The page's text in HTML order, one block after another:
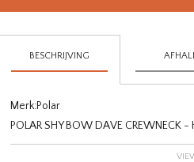
BESCHRIJVING
Merk:Polar
POLAR SHY BOW DAVE CREWNECK -